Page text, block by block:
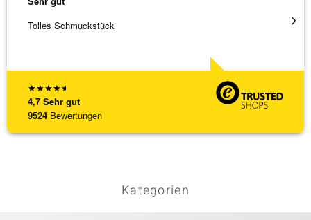
★★★★★
4,7 Sehr gut
9524 Bewertungen
Tolles Schmuckstück
Ich
Kategorien